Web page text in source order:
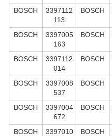
BOSCH
3397112
113
BOSCH
BOSCH
3397005
163
BOSCH
BOSCH
3397112
014
BOSCH
BOSCH
3397008
537
BOSCH
BOSCH
3397004
672
BOSCH
BOSCH
3397010
BOSCH